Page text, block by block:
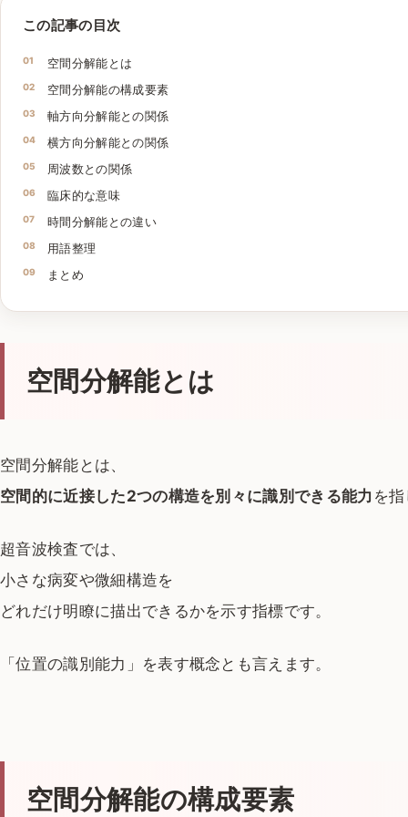
この記事の目次
空間分解能とは
空間分解能の構成要素
軸方向分解能との関係
横方向分解能との関係
周波数との関係
臨床的な意味
時間分解能との違い
用語整理
まとめ
空間分解能とは
空間分解能とは、
空間的に近接した2つの構造を別々に識別できる能力 を
超音波検査では、
小さな病変や微細構造を
どれだけ明瞭に描出できるかを示す指標です。
「位置の識別能力」を表す概念とも言えます。
空間分解能の構成要素